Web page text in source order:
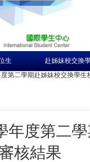
生 赴姊妹校交換
第二學期赴姊妹校交換學生
年度第二
核結果